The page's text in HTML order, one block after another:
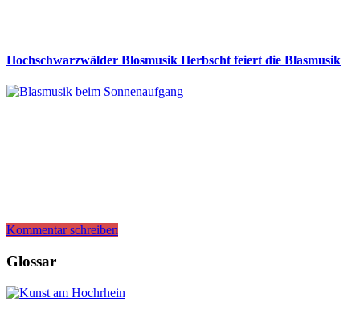
Hochschwarzwälder Blosmusik Herbscht feiert die Blasmusik
Kommentar schreiben
Glossar